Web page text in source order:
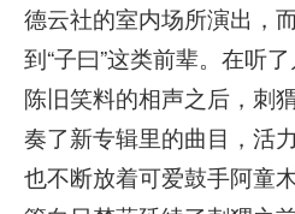
德云社的室内场所演出，
到“子曰”这类前辈。在听
陈旧笑料的相声之后，刺
奏了新专辑里的曲目，活
也不断放着可爱鼓手阿童